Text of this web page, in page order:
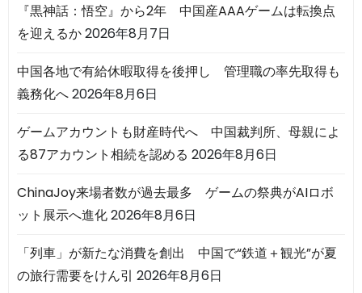
『黒神話：悟空』から2年 中国産AAAゲームは転換点
を迎えるか2026年8月7日
中国各地で有給休暇取得を後押し 管理職の率先取得も
義務化へ2026年8月6日
ゲームアカウントも財産時代へ 中国裁判所、母親によ
る87アカウント相続を認める 2026年8月6日
ChinaJoy来場者数が過去最多 ゲームの祭典がAIロボ
ット展示へ進化2026年8月6日
「列車」が新たな消費を創出 中国で“鉄道＋観光”が夏
の旅行需要をけん引 2026年8月6日